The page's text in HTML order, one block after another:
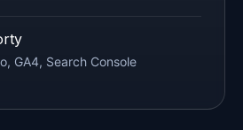
GA4, Search Console